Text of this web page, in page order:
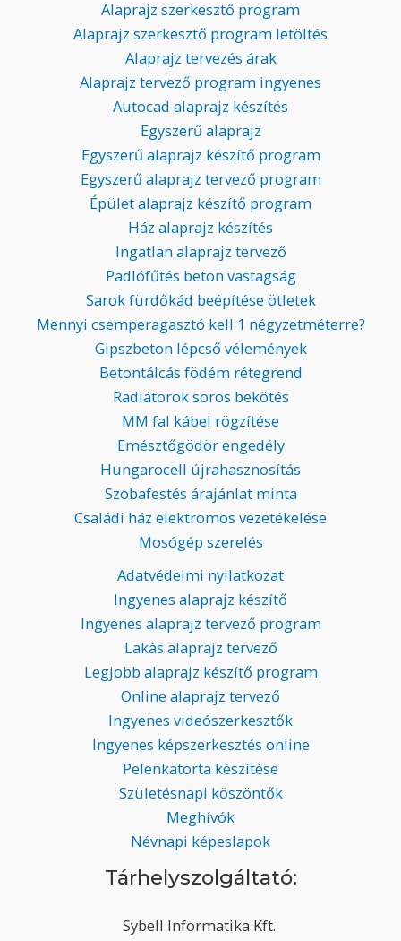
Alaprajz szerkesztő program
Alaprajz szerkesztő program letöltés
Alaprajz tervezés árak
Alaprajz tervező program ingyenes
Autocad alaprajz készítés
Egyszerű alaprajz
Egyszerű alaprajz készítő program
Egyszerű alaprajz tervező program
Épület alaprajz készítő program
Ház alaprajz készítés
Ingatlan alaprajz tervező
Padlófűtés beton vastagság
Sarok fürdőkád beépítése ötletek
Mennyi csemperagasztó kell 1 négyzetméterre?
Gipszbeton lépcső vélemények
Betontálcás födém rétegrend
Radiátorok soros bekötés
MM fal kábel rögzítése
Emésztőgödör engedély
Hungarocell újrahasznosítás
Szobafestés árajánlat minta
Családi ház elektromos vezetékelése
Mosógép szerelés
Adatvédelmi nyilatkozat
Ingyenes alaprajz készítő
Ingyenes alaprajz tervező program
Lakás alaprajz tervező
Legjobb alaprajz készítő program
Online alaprajz tervező
Ingyenes videószerkesztők
Ingyenes képszerkesztés online
Pelenkatorta készítése
Születésnapi köszöntők
Meghívók
Névnapi képeslapok
Tárhelyszolgáltató:
Sybell Informatika Kft.